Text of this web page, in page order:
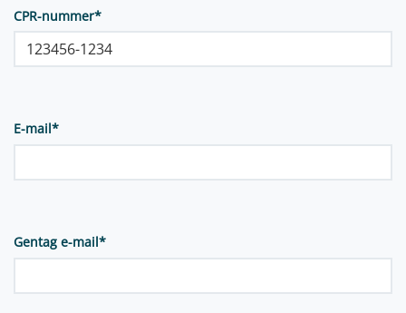
CPR-nummer*
E-mail*
Gentag e-mail*